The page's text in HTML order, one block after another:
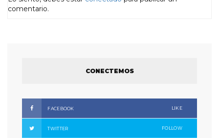
comentario.
CONECTEMOS
FACEBOOK LIKE
TWITTER FOLLOW